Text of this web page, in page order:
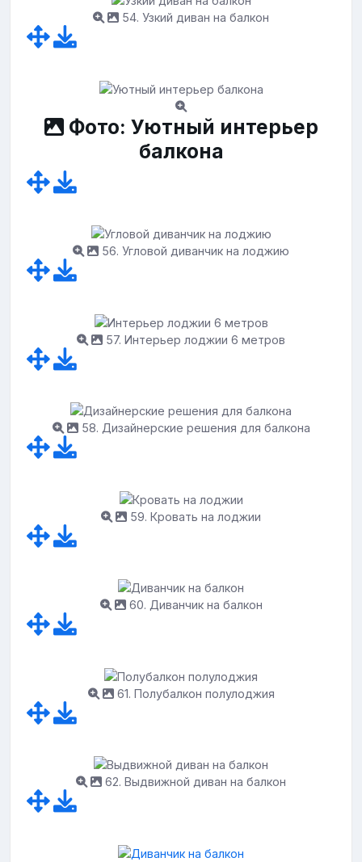
54. Узкий диван на балкон
Фото: Уютный интерьер
балкона
56. Угловой диванчик на лоджию
57. Интерьер лоджии 6 метров
58. Дизайнерские решения для балкона
59. Кровать на лоджии
60. Диванчик на балкон
61. Полубалкон полулоджия
62. Выдвижной диван на балкон